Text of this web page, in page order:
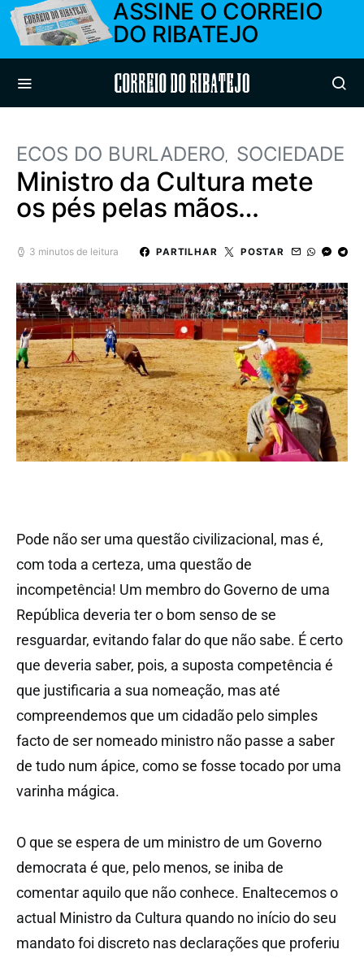
ASSINE O CORREIO
DO RIBATEJO
Correio do Ribatejo
ECOS DO BURLADERO SOCIEDADE
Ministro da Cultura mete
os pés pelas mãos…
3 minutos de leitura PARTILHAR POSTAR
Pode não ser uma questão civilizacional, mas é,
com toda a certeza, uma questão de
incompetência! Um membro do Governo de uma
República deveria ter o bom senso de se
resguardar, evitando falar do que não sabe. É certo
que deveria saber, pois, a suposta competência é
que justificaria a sua nomeação, mas até
compreendemos que um cidadão pelo simples
facto de ser nomeado ministro não passe a saber
de tudo num ápice, como se fosse tocado por uma
varinha mágica.
O que se espera de um ministro de um Governo
democrata é que, pelo menos, se iniba de
comentar aquilo que não conhece. Enaltecemos o
actual Ministro da Cultura quando no início do seu
mandato foi discreto nas declarações que proferiu